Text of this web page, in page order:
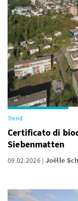
Trend
Certificato di
Siebenmatten
09.02.2026 Joëlle